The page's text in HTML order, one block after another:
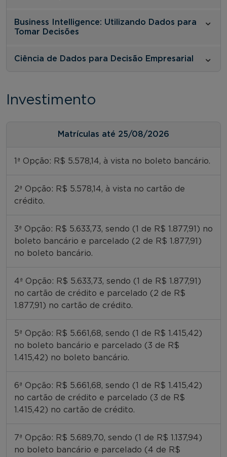
Business Intelligence: Utilizando Dados para
Tomar Decisões
Ciência de Dados para Decisão Empresarial
Investimento
Matrículas até 25/08/2026
1ª Opção: R$ 5.578,14, à vista no boleto bancário.
2ª Opção: R$ 5.578,14, à vista no cartão de
crédito.
3ª Opção: R$ 5.633,73, sendo (1 de R$ 1.877,91) no
boleto bancário e parcelado (2 de R$ 1.877,91)
no boleto bancário.
4ª Opção: R$ 5.633,73, sendo (1 de R$ 1.877,91)
no cartão de crédito e parcelado (2 de R$
1.877,91) no cartão de crédito.
5ª Opção: R$ 5.661,68, sendo (1 de R$ 1.415,42)
no boleto bancário e parcelado (3 de R$
1.415,42) no boleto bancário.
6ª Opção: R$ 5.661,68, sendo (1 de R$ 1.415,42)
no cartão de crédito e parcelado (3 de R$
1.415,42) no cartão de crédito.
7ª Opção: R$ 5.689,70, sendo (1 de R$ 1.137,94)
no boleto bancário e parcelado (4 de R$